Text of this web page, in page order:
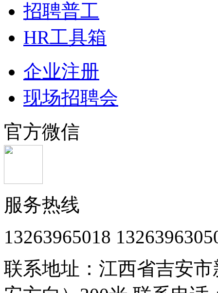
招聘普工
HR工具箱
企业注册
现场招聘会
官方微信
服务热线
13263965018
联系地址：江西省吉安